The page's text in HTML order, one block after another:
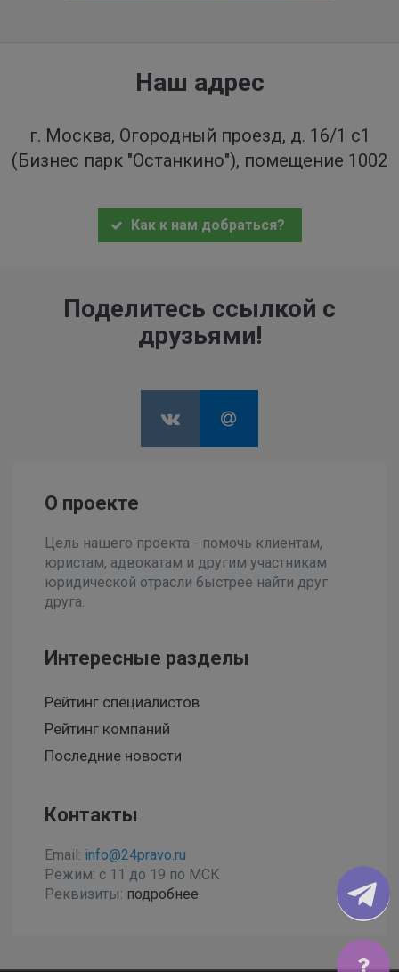
Наш адрес
г. Москва, Огородный проезд, д. 16/1 с1
(Бизнес парк "Останкино"), помещение 1002
Как к нам добраться?
Поделитесь ссылкой с
друзьями!
О проекте
Цель нашего проекта - помочь клиентам,
юристам, адвокатам и другим участникам
юридической отрасли быстрее найти друг
друга.
Интересные разделы
Рейтинг специалистов
Рейтинг компаний
Последние новости
Контакты
Email: info@24pravo.ru
Режим: с 11 до 19 по МСК
Реквизиты: подробнее